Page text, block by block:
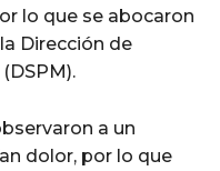
lo que se abocaron
Dirección de
a un
dolor, por lo que